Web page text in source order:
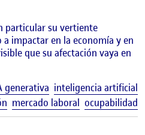
particular su vertiente
impactar en la economía y en
que su afectación vaya en
generativa inteligencia artificial
mercado laboral ocupabilidad